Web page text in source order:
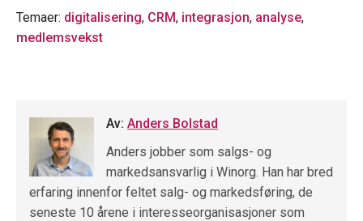
Temaer: digitalisering, CRM, integrasjon, analyse,
medlemsvekst
Av: Anders Bolstad
Anders jobber som salgs- og
markedsansvarlig i Winorg. Han har bred
erfaring innenfor feltet salg- og markedsføring, de
seneste 10 årene i interesseorganisasjoner som